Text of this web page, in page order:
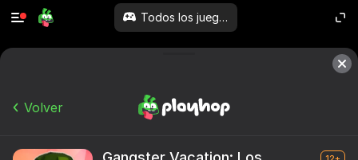
Todos los juegos
Volver